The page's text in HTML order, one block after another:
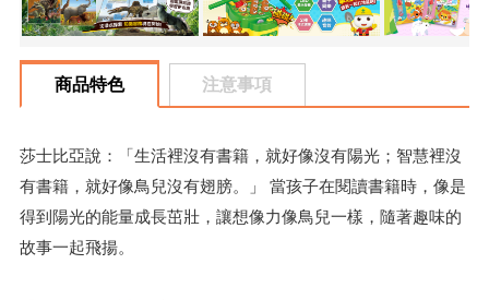
商品特色 注意事項
莎士比亞說：「生活裡沒有書籍，就好像沒有陽光；智慧裡沒
有書籍，就好像鳥兒沒有翅膀。」 當孩子在閱讀書籍時，像是
得到陽光的能量成長茁壯，讓想像力像鳥兒一樣，隨著趣味的
故事一起飛揚。